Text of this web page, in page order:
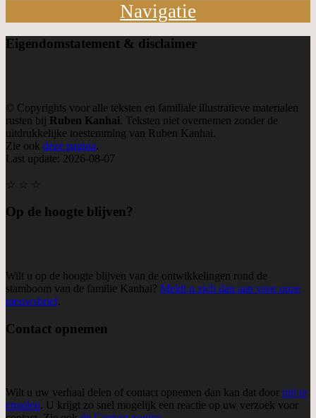
Navigatie
Eigendomstatement & disclaimer
© Copyrights voor alle teksten en familiale illustratieve materialen
rusten bij Ruben Kanhai. Teksten niet overnemen zonder de
uitdrukkelijke toestemming van Ruben Kanhai.
Zie ook deze pagina.
Last update: 2026-08-07
Op de hoogte blijven?
Wilt u op de hoogte blijven van de ontwikkelingen rond de
stamboom van de familie Kanhai? Meldt u zich dan aan voor onze
nieuwsbrief.
Contact opnemen
Wilt u uw verhaal delen of contact opnemen dan kan dat door mij te
emailen. U krijgt zo snel mogelijk een reactie op uw verzoek voor